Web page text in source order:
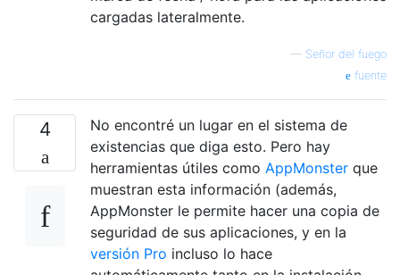
cargadas lateralmente.
— Señor del fuego
fuente
4
No encontré un lugar en el sistema de
existencias que diga esto. Pero hay
herramientas útiles como AppMonster que
muestran esta información (además,
AppMonster le permite hacer una copia de
seguridad de sus aplicaciones, y en la
versión Pro incluso lo hace